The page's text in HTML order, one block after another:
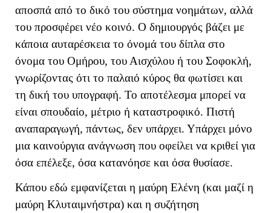
αποσπά από το δικό του σύστημα νοημάτων, αλλά
του προσφέρει νέο κοινό. Ο δημιουργός βάζει με
κάποια αυταρέσκεια το όνομά του δίπλα στο
όνομα του Ομήρου, του Αισχύλου ή του Σοφοκλή,
γνωρίζοντας ότι το παλαιό κύρος θα φωτίσει και
τη δική του υπογραφή. Το αποτέλεσμα μπορεί να
είναι σπουδαίο, μέτριο ή καταστροφικό. Πιστή
αναπαραγωγή, πάντως, δεν υπάρχει. Υπάρχει μόνο
μια καινούργια ανάγνωση που οφείλει να κριθεί για
όσα επέλεξε, όσα κατανόησε και όσα θυσίασε.
Κάπου εδώ εμφανίζεται η μαύρη Ελένη (και μαζί η
μαύρη Κλυταιμνήστρα) και η συζήτηση